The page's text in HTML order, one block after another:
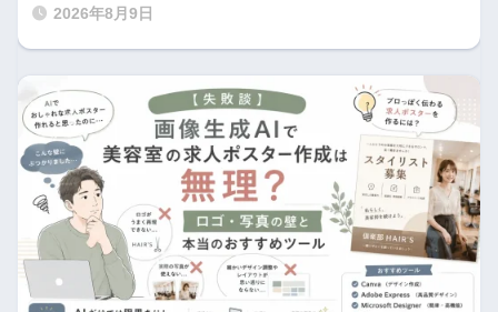
2026年8月9日